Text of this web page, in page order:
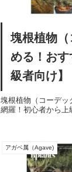
塊根植物
める！お
級者向け】
塊根植物（コーデッ
網羅！初心者から上
アガベ属（Agave)